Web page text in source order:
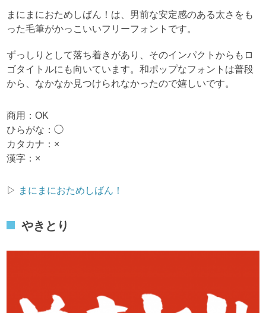
まにまにおためしばん！は、男前な安定感のある太さをも
った毛筆がかっこいいフリーフォントです。
ずっしりとして落ち着きがあり、そのインパクトからもロ
ゴタイトルにも向いています。和ポップなフォントは普段
から、なかなか見つけられなかったので嬉しいです。
商用：OK
ひらがな：◯
カタカナ：×
漢字：×
▷ まにまにおためしばん！
やきとり